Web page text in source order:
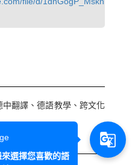
翻譯、德語教學、跨文化
選擇您喜歡的語
g_translate